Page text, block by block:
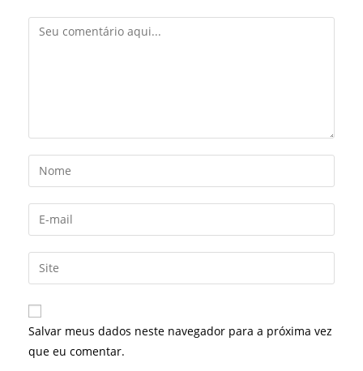
Comentário
Digite
seu
nome
ou
de
usuário
para
comentar
Digite
seu
endereço
de
mail
para
comentar
Digite
o
URL
do
site
Salvar meus dados neste navegador para a próxima vez
que eu comentar.